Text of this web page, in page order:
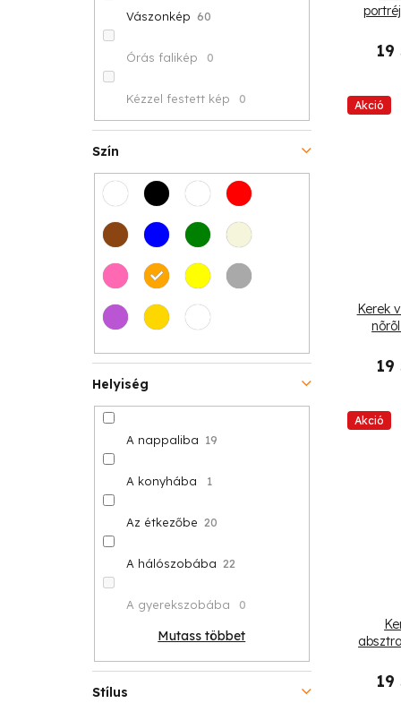
Vászonkép 60
Órás falikép 0
Kézzel festett kép 0
Szín
Helyiség
A nappaliba 19
A konyhába 1
Az étkezőbe 20
A hálószobába 22
A gyerekszobába 0
Mutass többet
Stílus
Akció
Kerek
Akció